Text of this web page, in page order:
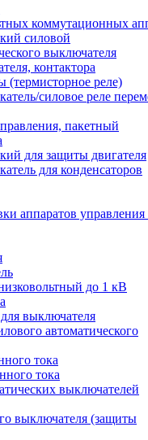
коммутационных
силовой
выключателя
контактора
(термисторное реле)
силовое реле
пакетный
для защиты двигателя
для конденсаторов
аппаратов управления
до 1 кВ
выключателя
автоматического
тока
тока
выключателей
выключателя (защиты